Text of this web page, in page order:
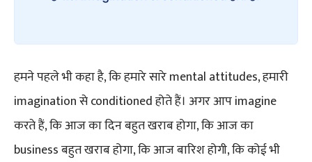
हमने पहले भी कहा है, कि हमारे सारे mental attitudes, हमारी
imagination से conditioned होते हैं। अगर आप imagine
करते हैं, कि आज का दिन बहुत खराब होगा, कि आज का
business बहुत खराब होगा, कि आज बारिश होगी, कि कोई भी